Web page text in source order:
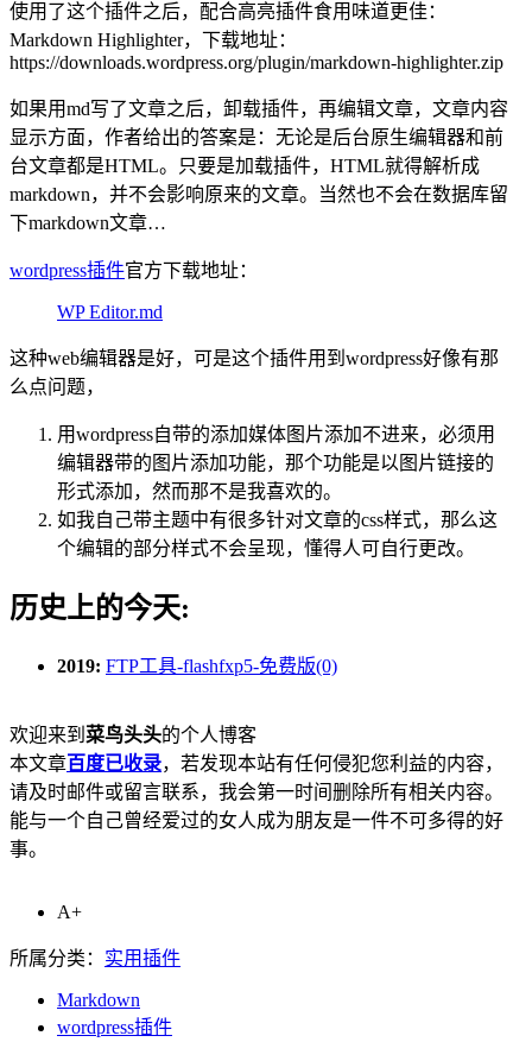
使用了这个插件之后，配合高亮插件食用味道更佳：
Markdown Highlighter，下载地址：
https://downloads.wordpress.org/plugin/markdown-highlighter.zip
如果用md写了文章之后，卸载插件，再编辑文章，文章内容
显示方面，作者给出的答案是：无论是后台原生编辑器和前
台文章都是HTML。只要是加载插件，HTML就得解析成
markdown，并不会影响原来的文章。当然也不会在数据库留
下markdown文章…
wordpress插件官方下载地址：
WP Editor.md
这种web编辑器是好，可是这个插件用到wordpress好像有那
么点问题，
用wordpress自带的添加媒体图片添加不进来，必须用
编辑器带的图片添加功能，那个功能是以图片链接的
形式添加，然而那不是我喜欢的。
如我自己带主题中有很多针对文章的css样式，那么这
个编辑的部分样式不会呈现，懂得人可自行更改。
历史上的今天:
2019: FTP工具-flashfxp5-免费版(0)
欢迎来到 菜鸟头头的个人博客
本文章百度已收录，若发现本站有任何侵犯您利益的内容，
请及时邮件或留言联系，我会第一时间删除所有相关内容。
能与一个自己曾经爱过的女人成为朋友是一件不可多得的好
事。
A+
所属分类： 实用插件
Markdown
wordpress插件